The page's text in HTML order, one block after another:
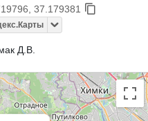
37.179381
Д.В.